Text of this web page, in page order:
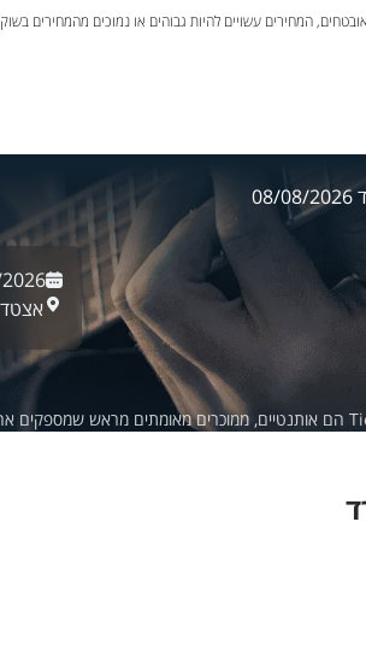
המחירים עשויים להיות גבוהים או נמוכים מהמחירים